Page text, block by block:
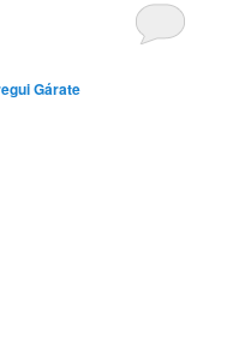
Gárate